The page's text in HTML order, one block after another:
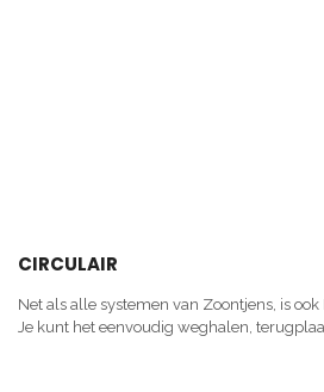
CIRCULAIR
Net als alle systemen van Zoontjens, is
Je kunt het eenvoudig weghalen,